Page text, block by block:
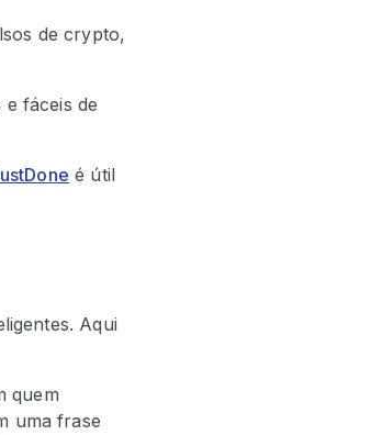
de crypto,
fáceis de
é útil
Aqui
quem
uma frase